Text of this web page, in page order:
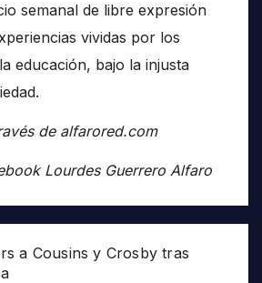
semanal de libre expresión
vividas por los
educación, bajo la injusta
de alfarored.com
Lourdes Guerrero Alfaro
a Cousins y Crosby tras